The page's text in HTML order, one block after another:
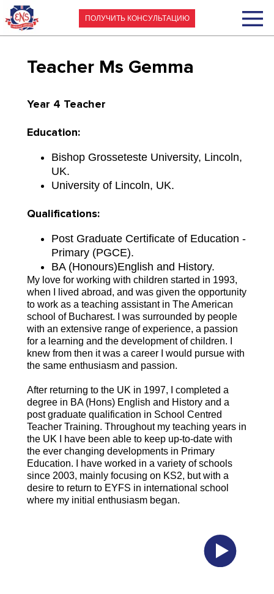
ПОЛУЧИТЬ КОНСУЛЬТАЦИЮ
Teacher Ms Gemma
Year 4 Teacher
Education:
Bishop Grosseteste University, Lincoln,
UK.
University of Lincoln, UK.
Qualifications:
Post Graduate Certificate of Education -
Primary (PGCE).
BA (Honours)English and History.
My love for working with children started in 1993,
when I lived abroad, and was given the opportunity
to work as a teaching assistant in The American
school of Bucharest. I was surrounded by people
with an extensive range of experience, a passion
for a learning and the development of children. I
knew from then it was a career I would pursue with
the same enthusiasm and passion.
After returning to the UK in 1997, I completed a
degree in BA (Hons) English and History and a
post graduate qualification in School Centred
Teacher Training. Throughout my teaching years in
the UK I have been able to keep up-to-date with
the ever changing developments in Primary
Education. I have worked in a variety of schools
since 2003, mainly focusing on KS2, but with a
desire to return to EYFS in international school
where my initial enthusiasm began.